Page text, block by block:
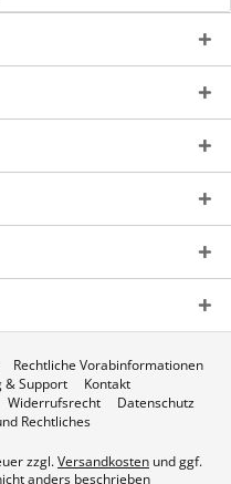
Rechtliche Vorabinformationen
& Support
Kontakt
Widerrufsrecht
Datenschutz
Rechtliches
zzgl.Versandkosten und ggf.
anders beschrieben